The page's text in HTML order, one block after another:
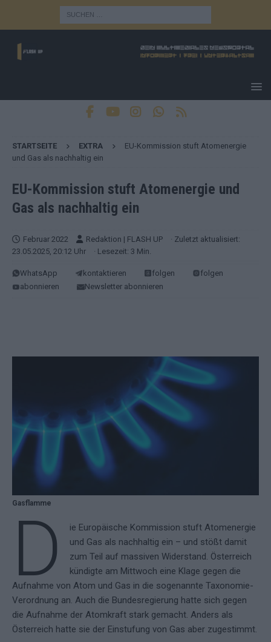
STARTSEITE EXTRA
EU-Kommission stuft Atomenergie
und Gas als nachhaltig ein
EU-Kommission stuft Atomenergie und
Gas als nachhaltig ein
Februar 2022 Redaktion | FLASH UP
· Zuletzt aktualisiert:
23.05.2025, 20:12 Uhr
· Lesezeit: 3 Min.
WhatsApp kontaktieren folgen
folgen
abonnieren
Newsletter abonnieren
Gasflamme
D
ie Europäische Kommission stuft Atomenergie
und Gas als nachhaltig ein – und stößt damit
zum Teil auf massiven Widerstand. Österreich
kündigte am Mittwoch eine Klage gegen die
Aufnahme von Atom und Gas in die sogenannte Taxonomie-
Verordnung an. Auch die Bundesregierung hatte sich gegen
die Aufnahme der Atomkraft stark gemacht. Anders als
Österreich hatte sie der Einstufung von Gas aber zugestimmt.